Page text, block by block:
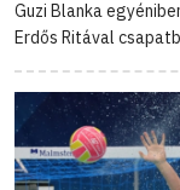
Guzi Blanka
Erdős Ritával